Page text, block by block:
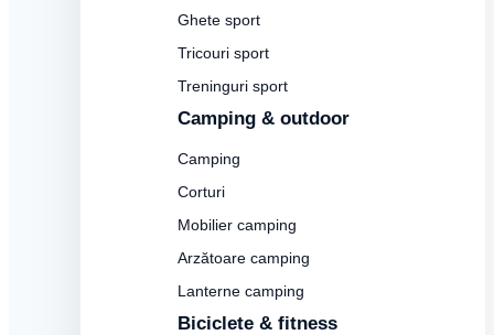
Ghete sport
Tricouri sport
Treninguri sport
Camping & outdoor
Camping
Corturi
Mobilier camping
Arzătoare camping
Lanterne camping
Biciclete & fitness